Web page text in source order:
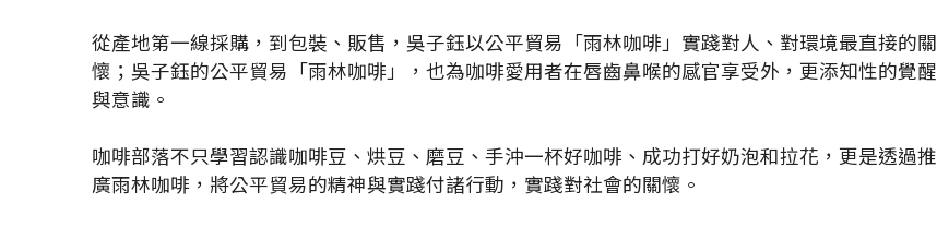
從產地第一線採購，到包裝、販售，吳子鈺以公平貿易「雨林咖啡」實踐對人、對環境最直接的關
懷；吳子鈺的公平貿易「雨林咖啡」，也為咖啡愛用者在唇齒鼻喉的感官享受外，更添知性的覺醒
與意識。
咖啡部落不只學習認識咖啡豆、烘豆、磨豆、手沖一杯好咖啡、成功打好奶泡和拉花，更是透過推
廣雨林咖啡，將公平貿易的精神與實踐付諸行動，實踐對社會的關懷。